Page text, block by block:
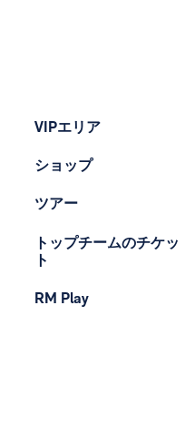
VIPエリア
ショップ
ツアー
トップチームのチケッ
ト
RM Play